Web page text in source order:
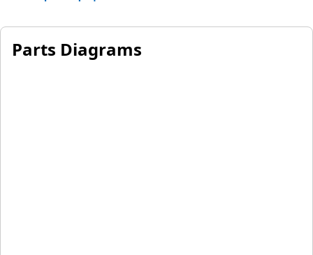
Parts Diagrams